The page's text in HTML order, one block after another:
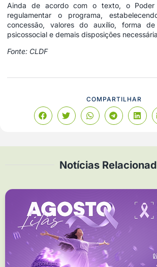
Ainda de acordo com o texto, o Poder
regulamentar o programa,
concessão, valores do auxílio, forma de
psicossocial e demais disposições
Fonte: CLDF
COMPARTILHAR
Notícias